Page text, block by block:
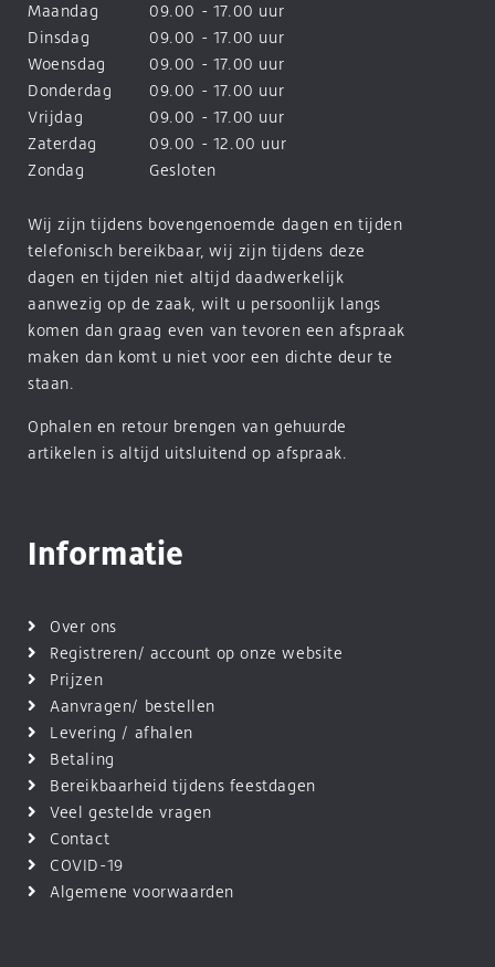
Maandag
09.00 - 17.00 uur
Dinsdag
09.00 - 17.00 uur
Woensdag
09.00 - 17.00 uur
Donderdag
09.00 - 17.00 uur
Vrijdag
09.00 - 17.00 uur
Zaterdag
09.00 - 12.00 uur
Zondag
Gesloten
Wij zijn tijdens bovengenoemde dagen en tijden
telefonisch bereikbaar, wij zijn tijdens deze
dagen en tijden niet altijd daadwerkelijk
aanwezig op de zaak, wilt u persoonlijk langs
komen dan graag even van tevoren een afspraak
maken dan komt u niet voor een dichte deur te
staan.
Ophalen en retour brengen van gehuurde
artikelen is altijd uitsluitend op afspraak.
Informatie
Over ons
Registreren/ account op onze website
Prijzen
Aanvragen/ bestellen
Levering / afhalen
Betaling
Bereikbaarheid tijdens feestdagen
Veel gestelde vragen
Contact
COVID-19
Algemene voorwaarden